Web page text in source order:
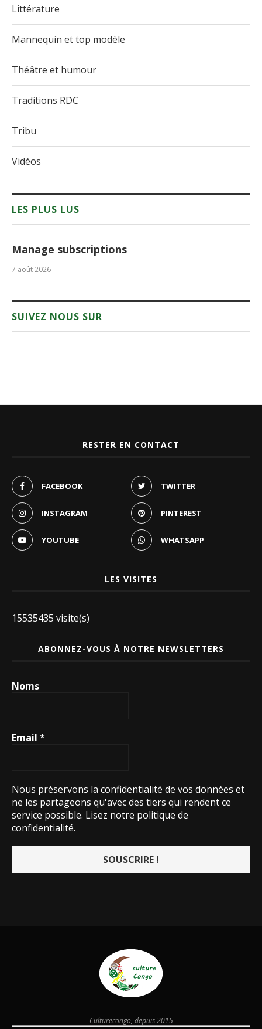
Littérature
Mannequin et top modèle
Théâtre et humour
Traditions RDC
Tribu
Vidéos
LES PLUS LUS
Manage subscriptions
7 août 2026
SUIVEZ NOUS SUR
RESTER EN CONTACT
FACEBOOK TWITTER
INSTAGRAM PINTEREST
YOUTUBE WHATSAPP
LES VISITES
15535435 visite(s)
ABONNEZ-VOUS À NOTRE NEWSLETTERS
Noms
Email *
Nous préservons la confidentialité de vos données et
ne les partageons qu'avec des tiers qui rendent ce
service possible. Lisez notre politique de
confidentialité.
Culturecongo, depuis 2015